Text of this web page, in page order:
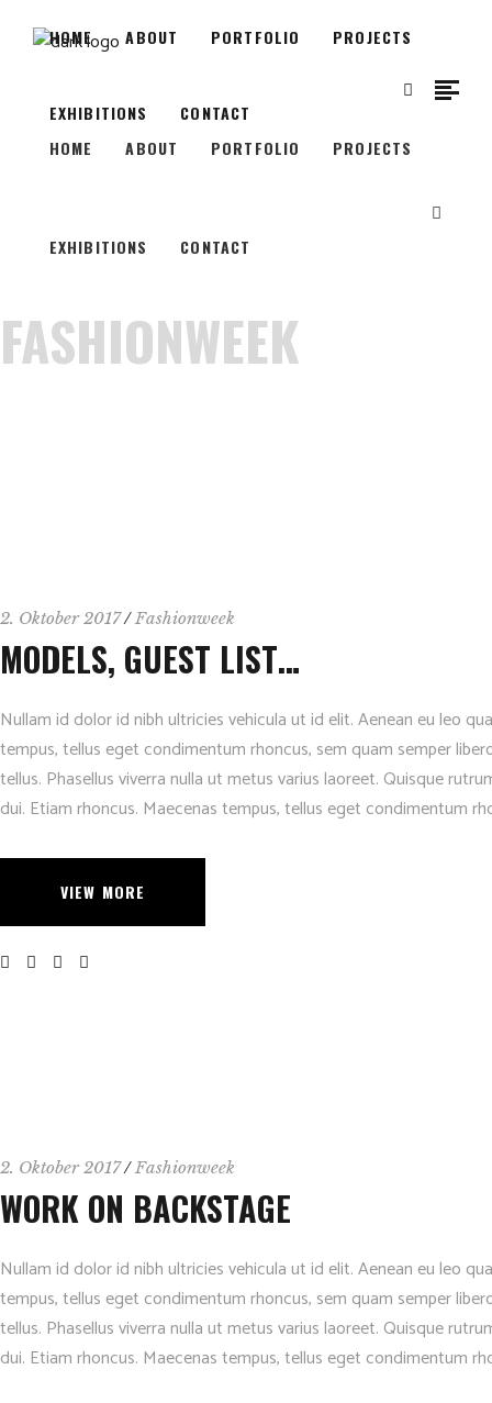
HOME ABOUT PORTFOLIO PROJECTS
EXHIBITIONS CONTACT
HOME ABOUT PORTFOLIO PROJECTS
EXHIBITIONS CONTACT
FASHIONWEEK
2. Oktober 2017 Fashionweek
MODELS, GUEST LIST…
Nullam id dolor id nibh ultricies vehicula ut id elit. Aenean eu leo
tempus, tellus eget condimentum rhoncus, sem quam semper
tellus. Phasellus viverra nulla ut metus varius laoreet. Quisque
dui. Etiam rhoncus. Maecenas tempus, tellus eget condimentum
VIEW MORE
2. Oktober 2017 Fashionweek
WORK ON BACKSTAGE
Nullam id dolor id nibh ultricies vehicula ut id elit. Aenean eu leo
tempus, tellus eget condimentum rhoncus, sem quam semper
tellus. Phasellus viverra nulla ut metus varius laoreet. Quisque
dui. Etiam rhoncus. Maecenas tempus, tellus eget condimentum